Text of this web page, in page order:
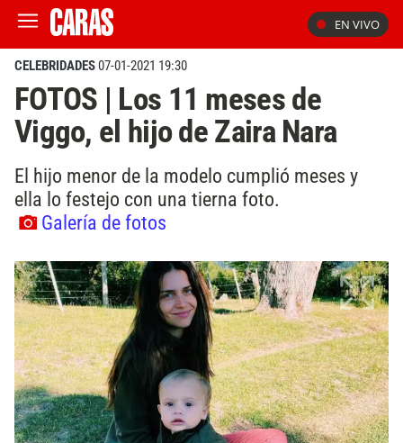
EN VIVO
CELEBRIDADES07-01-2021 19:30
FOTOS | Los 11 meses de
Viggo, el hijo de Zaira Nara
El hijo menor de la modelo cumplió meses y
ella lo festejo con una tierna foto.
Galería de fotos